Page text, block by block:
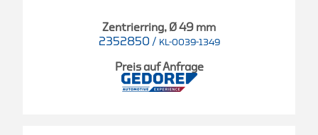
Zentrierring, Ø 49 mm
2352850 / KL-0039-1349
Preis auf Anfrage